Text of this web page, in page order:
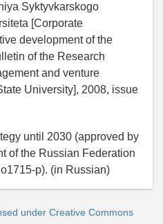
Syktyvkarskogo
[Corporate
development of the
of the Research
and venture
University], 2008, issue
until 2030 (approved by
of the Russian Federation
p). (in Russian)
under Creative Commons